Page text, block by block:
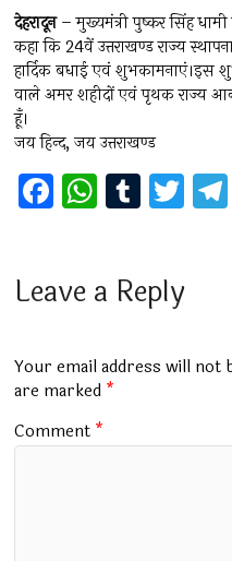
देहरादून– मुख्यमंत्री पुष्कर सिंह धामी
कहा कि 24वें उत्तराखण्ड राज्य
हार्दिक बधाई एवं शुभकामनाएं।इस
वाले अमर शहीदों एवं पृथक राज्य
हूँ।
जय हिन्द, जय उत्तराखण्ड
F
a
b
o
k
W
h
s
p
p
T
u
bl
T
wi
er
Leave a Reply
Your email address will not
are marked *
Comment *